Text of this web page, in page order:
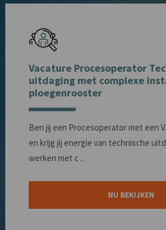
Vacature Procesoperator
uitdaging met complexe
ploegenrooster
Ben jij een Procesoperator met een
en krijg jij energie van technische
werken met c ..
NU BEKIJKEN